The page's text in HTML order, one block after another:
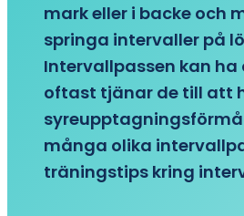
mark eller i backe och
springa intervaller på
Intervallpassen kan ha
oftast tjänar de till att
många olika
träningstips kring